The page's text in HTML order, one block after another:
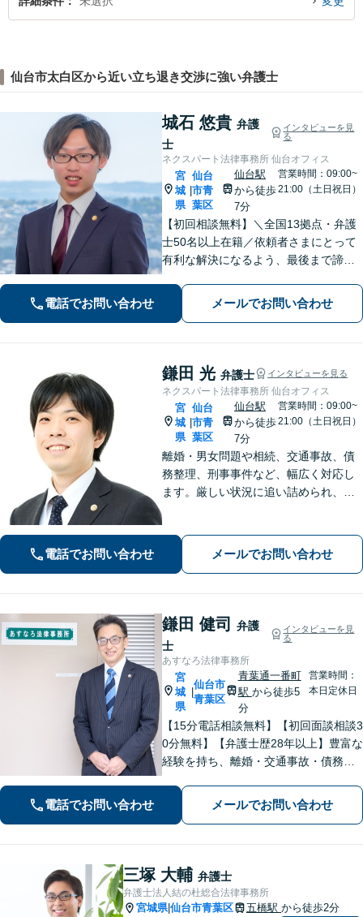
仙台市太白区から近い立ち退き交渉に強い弁護士
城石 悠貴 弁護
士
インタビューを見
る
ネクスパート法律事務所 仙台オフィス
宮
城
県
仙台
市青
葉区
仙台駅
から徒歩
7分
営業時間：09:00~
21:00（土日祝日）
【初回相談無料】＼全国13拠点・弁護
士50名以上在籍／依頼者さまにとって
有利な解決になるよう、最後まで諦め
題/相続/交通事故/刑事事件など、ご相
談ください【夜間・休日対応】
電話でお問い合わせ メールでお問い合わせ
鎌田 光 弁護士 インタビューを見る
ネクスパート法律事務所 仙台オフィス
宮
城
県
仙台
市青
葉区
仙台駅
から徒歩
7分
営業時間：09:00~
21:00（土日祝日）
離婚・男女問題や相続、交通事故、債
務整理、刑事事件など、幅広く対応し
ます。厳しい状況に追い詰められ、ご
ちに寄り添いながら、解決まで全力で
サポートします。【分割払い可】
電話でお問い合わせ メールでお問い合わせ
鎌田 健司
弁護
士
インタビューを見
る
あすなろ法律事務所
宮
城
県
仙台市
青葉区
青葉通一番町
駅 から徒歩5
分
営業時間：
本日定休日
【15分電話相談無料】【初回面談相談3
0分無料】【弁護士歴28年以上】豊富な
経験を持ち、離婚・交通事故・債務整
応。司法書士や税理士と連携。【青葉
通一番町駅5分】
電話でお問い合わせ メールでお問い合わせ
三塚 大輔 弁護士
弁護士法人結の杜総合法律事務所
宮城県|仙台市青葉区 五橋駅 から徒歩2分